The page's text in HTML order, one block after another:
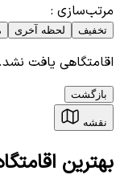
مرتب‌سازی :
تخفیف لحظه آخری
اقامتگاهی یافت نشد.
بازگشت
نقشه
بهترین